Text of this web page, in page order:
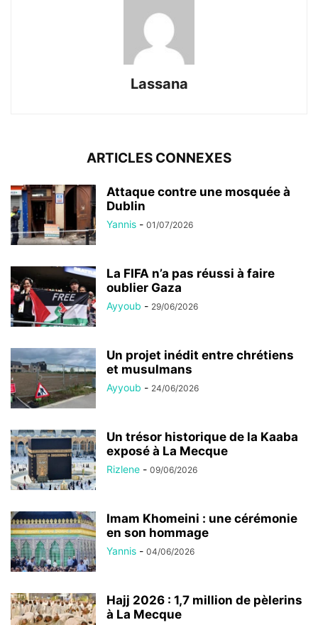
Lassana
ARTICLES CONNEXES
Attaque contre une mosquée à
Dublin
Yannis - 01/07/2026
La FIFA n’a pas réussi à faire
oublier Gaza
Ayyoub - 29/06/2026
Un projet inédit entre chrétiens
et musulmans
Ayyoub - 24/06/2026
Un trésor historique de la Kaaba
exposé à La Mecque
Rizlene - 09/06/2026
Imam Khomeini : une cérémonie
en son hommage
Yannis - 04/06/2026
Hajj 2026 : 1,7 million de pèlerins
à La Mecque